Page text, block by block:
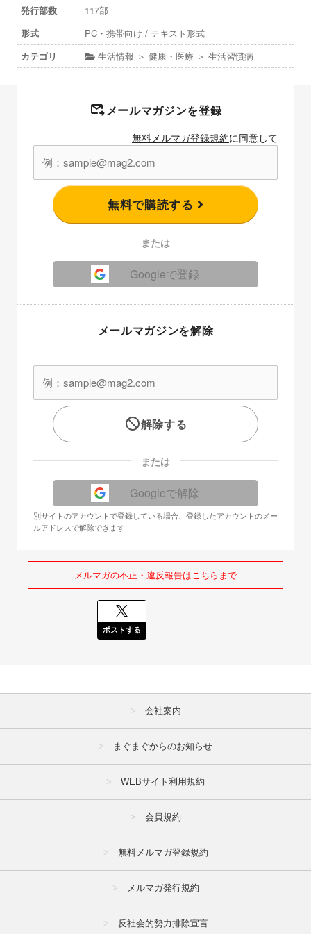
発行部数
117部
形式
PC・携帯向け / テキスト形式
カテゴリ
生活情報 ＞ 健康・医療 ＞ 生活習慣病
メールマガジンを登録
無料メルマガ登録規約に同意して
無料で購読する
または
Googleで登録
メールマガジンを解除
解除する
または
Googleで解除
別サイトのアカウントで登録している場合、登録したアカウントのメー
ルアドレスで解除できます
メルマガの不正・違反報告はこちらまで
ポストする
会社案内
まぐまぐからのお知らせ
WEBサイト利用規約
会員規約
無料メルマガ登録規約
メルマガ発行規約
反社会的勢力排除宣言